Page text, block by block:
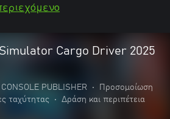
Cargo Driver 2025
CONSOLE PUBLISHER •
Προσομοίωση
ταχύτητας • Δράση και περιπέτεια